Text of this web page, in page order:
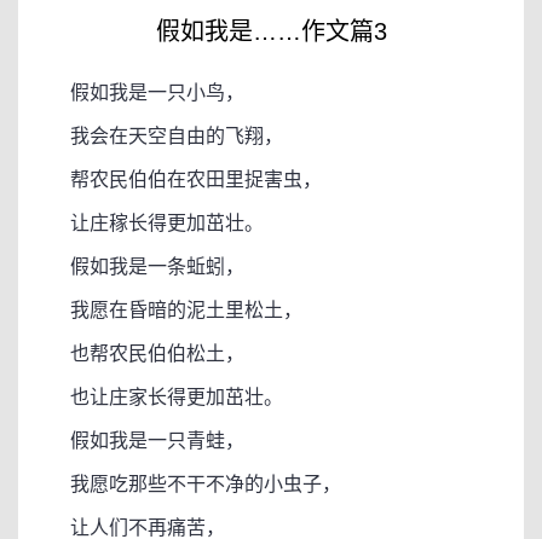
假如我是……作文篇3
假如我是一只小鸟，
我会在天空自由的飞翔，
帮农民伯伯在农田里捉害虫，
让庄稼长得更加茁壮。
假如我是一条蚯蚓，
我愿在昏暗的泥土里松土，
也帮农民伯伯松土，
也让庄家长得更加茁壮。
假如我是一只青蛙，
我愿吃那些不干不净的小虫子，
让人们不再痛苦，